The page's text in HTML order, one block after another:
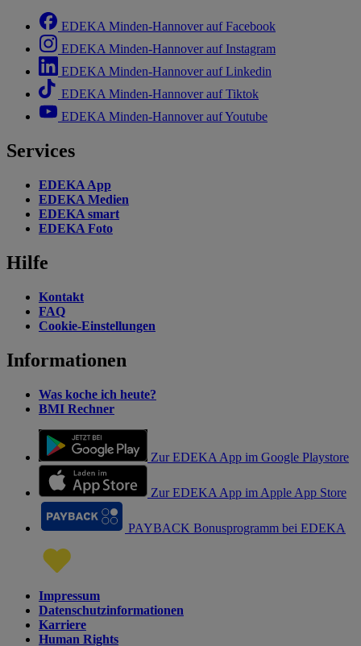
EDEKA Minden-Hannover auf Facebook
EDEKA Minden-Hannover auf Instagram
EDEKA Minden-Hannover auf Linkedin
EDEKA Minden-Hannover auf Tiktok
EDEKA Minden-Hannover auf Youtube
Services
EDEKA App
EDEKA Medien
EDEKA smart
EDEKA Foto
Hilfe
Kontakt
FAQ
Cookie-Einstellungen
Informationen
Was koche ich heute?
BMI Rechner
Zur EDEKA App im Google Playstore
Zur EDEKA App im Apple App Store
PAYBACK Bonusprogramm bei EDEKA
Impressum
Datenschutzinformationen
Karriere
Human Rights